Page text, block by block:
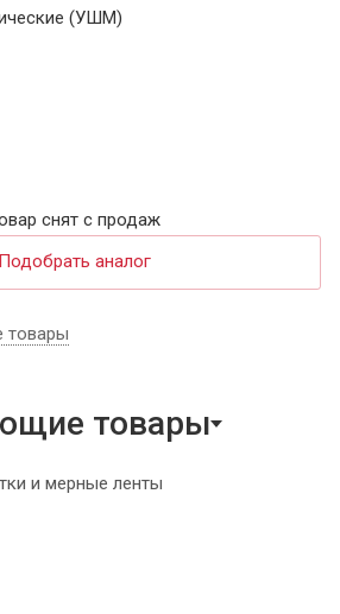
(УШМ)
снят с продаж
Подобрать аналог
товары
товары
и мерные ленты